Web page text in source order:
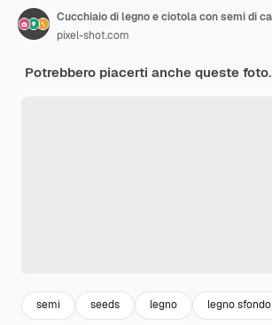
pixel-shot.com
Potrebbero piacerti anche queste foto.
semi seeds legno legno sfondo